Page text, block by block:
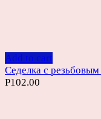
Add to cart
Седелка с
Р102.00